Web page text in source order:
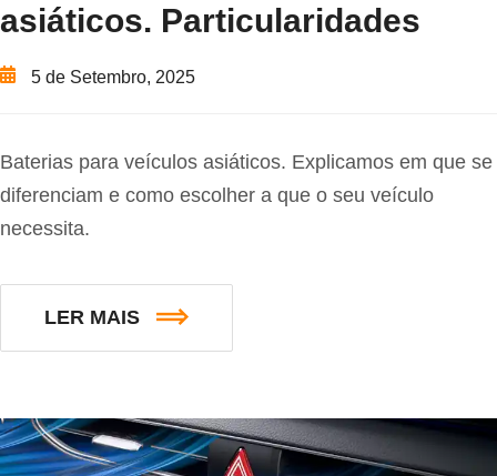
asiáticos. Particularidades
5 de Setembro, 2025
Baterias para veículos asiáticos. Explicamos em que se
diferenciam e como escolher a que o seu veículo
necessita.
LER MAIS